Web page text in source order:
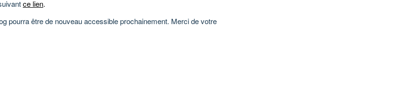
ce lien.
pourra être de nouveau accessible prochainement. Merci de votre